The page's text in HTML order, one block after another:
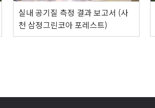
실내 공기질 측정 결과 보고서 (사
천 삼정그린코아 포레스트)